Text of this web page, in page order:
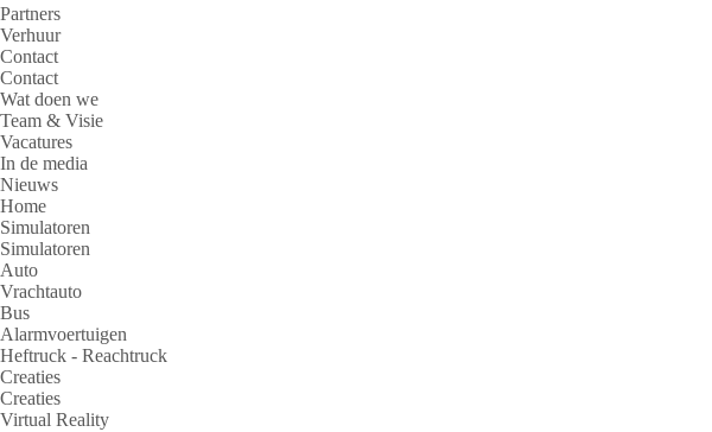
Partners
Verhuur
Contact
Contact
Wat doen we
Team & Visie
Vacatures
In de media
Nieuws
Home
Simulatoren
Simulatoren
Auto
Vrachtauto
Bus
Alarmvoertuigen
Heftruck - Reachtruck
Creaties
Creaties
Virtual Reality